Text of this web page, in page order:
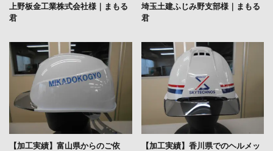
上野板金工業株式会社様｜まもる
君
埼玉土建ふじみ野支部様｜まもる
君
【加工実績】富山県からのご依
【加工実績】香川県でのヘルメッ